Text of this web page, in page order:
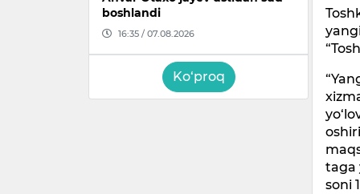
boshlandi
16:35 / 07.08.2026
Ko‘proq
taga
soni